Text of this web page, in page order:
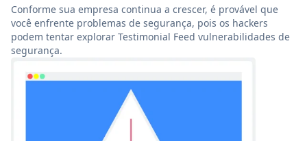
Conforme sua empresa continua a crescer, é provável que
você enfrente problemas de segurança, pois os hackers
podem tentar explorar Testimonial Feed vulnerabilidades de
segurança.